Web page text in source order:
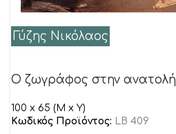
Γύζης Νικόλαος
Ο ζωγράφος στην ανατολή
100 x 65 (M x Y)
Κωδικός Προϊόντος: LB 409